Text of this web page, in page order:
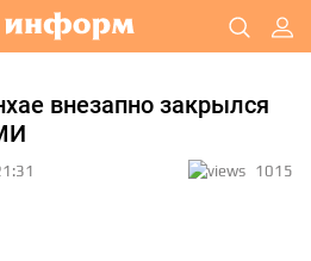
внезапно закрылся
1015